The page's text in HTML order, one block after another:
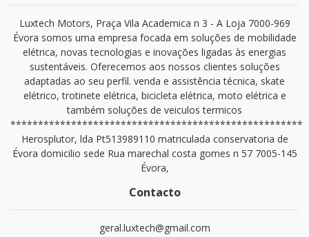
Luxtech Motors, Praça Vila Academica n 3 - A Loja 7000-969
Évora somos uma empresa focada em soluções de mobilidade
elétrica, novas tecnologias e inovações ligadas às energias
sustentáveis. Oferecemos aos nossos clientes soluções
adaptadas ao seu perfil. venda e assistência técnica, skate
elétrico, trotinete elétrica, bicicleta elétrica, moto elétrica e
também soluções de veiculos termicos
*****************************************************
Herosplutor, lda Pt513989110 matriculada conservatoria de
Évora domicilio sede Rua marechal costa gomes n 57 7005-145
Évora,
Contacto
geral.luxtech@gmail.com